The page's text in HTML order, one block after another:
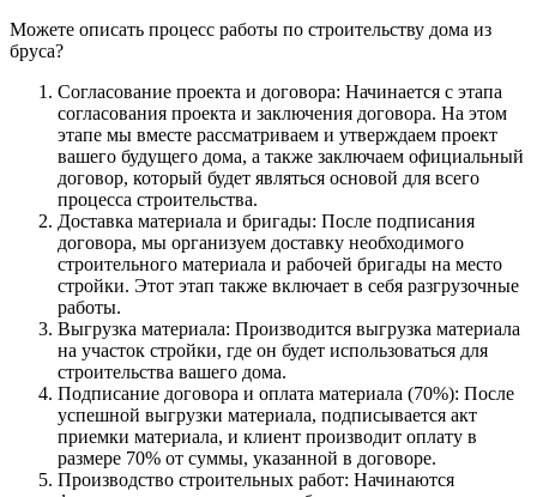
Можете описать процесс работы по строительству дома из
бруса?
Согласование проекта и договора: Начинается с этапа
согласования проекта и заключения договора. На этом
этапе мы вместе рассматриваем и утверждаем проект
вашего будущего дома, а также заключаем официальный
договор, который будет являться основой для всего
процесса строительства.
Доставка материала и бригады: После подписания
договора, мы организуем доставку необходимого
строительного материала и рабочей бригады на место
стройки. Этот этап также включает в себя разгрузочные
работы.
Выгрузка материала: Производится выгрузка материала
на участок стройки, где он будет использоваться для
строительства вашего дома.
Подписание договора и оплата материала (70%): После
успешной выгрузки материала, подписывается акт
приемки материала, и клиент производит оплату в
размере 70% от суммы, указанной в договоре.
Производство строительных работ: Начинаются